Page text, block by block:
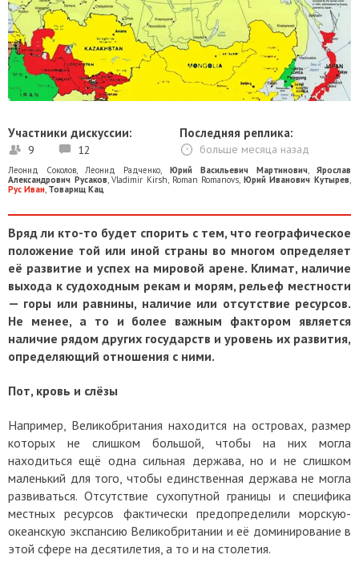
Участники дискуссии:
9 12
Последняя реплика:
больше месяца назад
Леонид Соколов,Леонид Радченко, Юрий Васильевич Мартинович,Ярослав
Александрович Русаков,Vladimir Kirsh, Roman Romanovs, Юрий Иванович Кутырев,
Рус Иван, Товарищ Кац
Вряд ли кто-то будет спорить с тем, что географическое
положение той или иной страны во многом определяет
её развитие и успех на мировой арене. Климат, наличие
выхода к судоходным рекам и морям, рельеф местности
— горы или равнины, наличие или отсутствие ресурсов.
Не менее, а то и более важным фактором является
наличие рядом других государств и уровень их развития,
определяющий отношения с ними.
Пот, кровь и слёзы
Например, Великобритания находится на островах, размер
которых не слишком большой, чтобы на них могла
находиться ещё одна сильная держава, но и не слишком
маленький для того, чтобы единственная держава не могла
развиваться. Отсутствие сухопутной границы и специфика
местных ресурсов фактически предопределили морскую-
океанскую экспансию Великобритании и её доминирование в
этой сфере на десятилетия, а то и на столетия.